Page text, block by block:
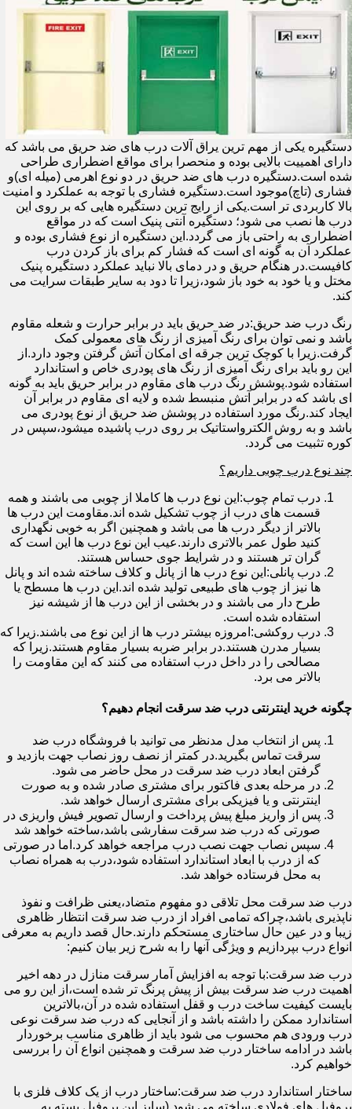
دستگیره یکی از مهم ترین یراق آلات درب های ضد حریق می باشد که
دارای اهمییت بالایی بوده و منحصرا برای مواقع اضطراری طراحی
شده است.دستگیره درب های ضد حریق در دو نوع اهرمی (میله ای)و
فشاری (تاچ)موجود است.دستگیره فشاری با توجه به عملکرد و امنیت
بالا کاربردی تر است.یکی از رایج ترین دستگیره هایی که بر روی این
درب ها نصب می شود؛ دستگیره آنتی پنیک است که در مواقع
اضطراری به راحتی باز می گردد.این دستگیره از نوع فشاری بوده و
عملکرد آن به گونه ای است که فشار کم برای باز کردن درب
کافیست.در هنگام حریق و در دمای بالا نباید عملکرد دستگیره پنیک
مختل و یا خود به خود باز شود،زیرا تا دود به سایر طبقات سرایت می
کند.
رنگ درب ضد حریق:در ضد حریق باید در برابر حرارت و شعله مقاوم
باشد و نمی توان برای رنگ آمیزی از رنگ های معمولی کمک
گرفت.زیرا با کوچک ترین جرقه ای امکان آتش گرفتن وجود دارد.از
این رو باید برای رنگ آمیزی از رنگ های پودری خاص و استاندارد
استفاده شود.پوشش رنگ درب های مقاوم در برابر حریق باید به گونه
ای باشد که در برابر آتش منبسط شده و لایه ای مقاوم در برابر آن
ایجاد کند.رنگ مورد استفاده در پوشش ضد حریق از نوع پودری می
باشد و به روش الکترواستاتیک بر روی درب پاشیده میشود،سپس در
کوره تثبیت می گردد.
چند نوع درب چوبی داریم؟
درب تمام چوب:این نوع درب ها کاملا از چوبی می باشند و همه
قسمت های درب از چوب تشکیل شده اند.مقاومت این درب ها
بالاتر از دیگر درب ها می باشد و همچنین اگر به خوبی نگهداری
کنید طول عمر بالاتری دارند.عیب این نوع درب ها این است که
گران تر هستند و در شرایط جوی حساس هستند.
درب پانلی:این نوع درب ها از پانل و کلاف ساخته شده اند و پانل
ها نیز از چوب های طبیعی تولید شده اند.این درب ها مسطح یا
طرح دار می باشند و در بخشی از این درب ها از شیشه نیز
استفاده شده است.
درب روکشی:امروزه بیشتر درب ها از این نوع می باشند.زیرا که
بسیار مدرن هستند.در برابر ضربه بسیار مقاوم هستند.زیرا که
مصالحی را در داخل درب استفاده می کنند که این مقاومت را
بالاتر می برد.
چگونه خرید اینترنتی درب ضد سرقت انجام دهیم؟
پس از انتخاب مدل مدنظر می توانید با فروشگاه درب ضد
سرقت تماس بگیرید.در کمتر از نصف روز نصاب جهت بازدید و
گرفتن ابعاد درب ضد سرقت در محل حاضر می شود.
در مرحله بعدی فاکتور برای مشتری صادر شده و به صورت
اینترنتی و یا فیزیکی برای مشتری ارسال خواهد شد.
پس از واریز مبلغ پیش پرداخت و ارسال تصویر فیش واریزی در
صورتی که درب ضد سرقت سفارشی باشد،ساخته خواهد شد
سپس نصاب جهت نصب درب مراجعه خواهد کرد.اما در صورتی
که از درب با ابعاد استاندارد استفاده شود،درب به همراه نصاب
به محل فرستاده خواهد شد.
درب ضد سرقت محل تلاقی دو مفهوم متضاد،یعنی ظرافت و نفوذ
ناپذیری باشد،چراکه تمامی افراد از درب ضد سرقت انتظار ظاهری
زیبا و در عین حال ساختاری مستحکم دارند.حال قصد داریم به معرفی
انواع درب بپردازیم و ویژگی آنها را به شرح زیر بیان کنیم:
درب ضد سرقت:با توجه به افزایش آمار سرقت منازل در دهه اخیر
اهمیت درب ضد سرقت بیش از پیش پرنگ تر شده است،از این رو می
بایست کیفیت ساخت درب و قفل استفاده شده در آن،بالاترین
استاندارد ممکن را داشته باشد و از آنجایی که درب ضد سرقت نوعی
درب ورودی هم محسوب می شود باید از ظاهری مناسب برخوردار
باشد در ادامه ساختار درب ضد سرقت و همچنین انواع آن را بررسی
خواهیم کرد.
ساختار استاندارد درب ضد سرقت:ساختار درب از یک کلاف فلزی با
پروفیل های فولادی ساخته می شود.(سایز این پروفیل بسته به